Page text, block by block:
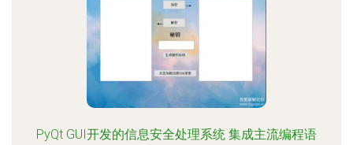
PyQt GUI开发的信息安全处理系统 集成主流编程语